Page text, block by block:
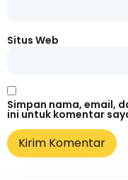
Situs Web
Simpan nama, email,
ini untuk komentar